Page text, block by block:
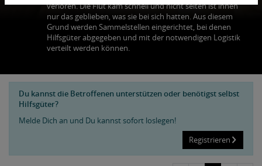
verloren. Die Flut kam schnell und nicht selten ist ihnen
nur das geblieben, was sie bei sich hatten. Aus diesem
Grund werden Sammelstellen eingerichtet, bei denen
Hilfsgüter abgegeben und mit der notwendigen Logistik
verteilt werden können.
Du kannst die Betroffenen unterstützen oder benötigst selbst
Hilfsgüter?
Melde Dich an und Du kannst sofort loslegen!
Registrieren